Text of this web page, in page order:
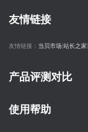
友情链接
友情链接： 当贝市场 站长之家
产品评测对比
使用帮助